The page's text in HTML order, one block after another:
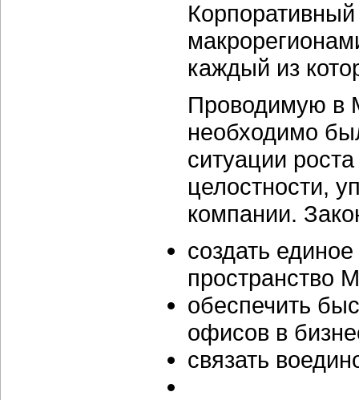
каждый из
Проводимую в
необходимо
ситуации
целостности,
компании.
создать
пространство
обеспечить
офисов в
связать